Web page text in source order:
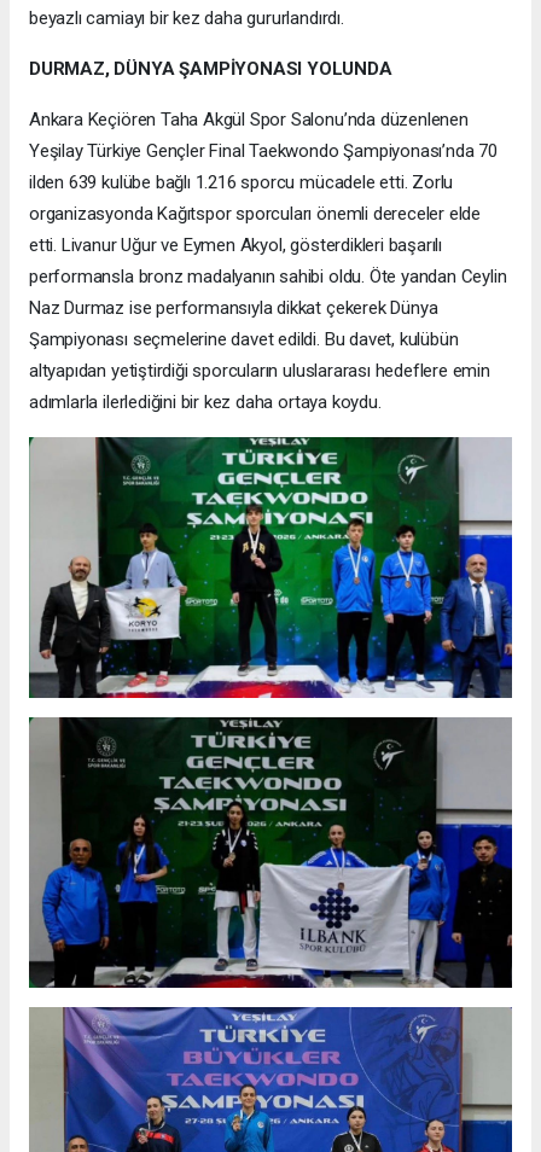
beyazlı camiayı bir kez daha gururlandırdı.
DURMAZ, DÜNYA ŞAMPİYONASI YOLUNDA
Ankara Keçiören Taha Akgül Spor Salonu’nda düzenlenen
Yeşilay Türkiye Gençler Final Taekwondo Şampiyonası’nda 70
ilden 639 kulübe bağlı 1.216 sporcu mücadele etti. Zorlu
organizasyonda Kağıtspor sporcuları önemli dereceler elde
etti. Livanur Uğur ve Eymen Akyol, gösterdikleri başarılı
performansla bronz madalyanın sahibi oldu. Öte yandan Ceylin
Naz Durmaz ise performansıyla dikkat çekerek Dünya
Şampiyonası seçmelerine davet edildi. Bu davet, kulübün
altyapıdan yetiştirdiği sporcuların uluslararası hedeflere emin
adımlarla ilerlediğini bir kez daha ortaya koydu.